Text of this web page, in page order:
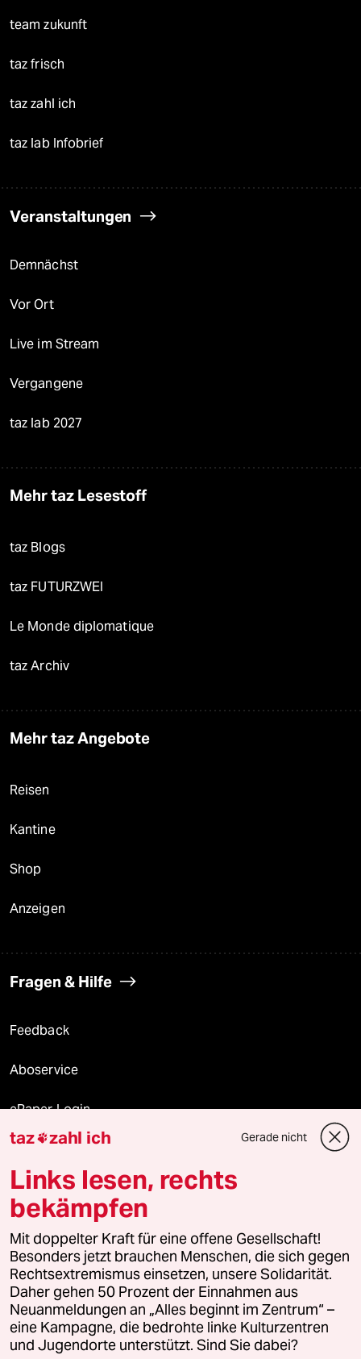
team zukunft
taz frisch
taz zahl ich
taz lab Infobrief
Veranstaltungen
Demnächst
Vor Ort
Live im Stream
Vergangene
taz lab 2027
Mehr taz Lesestoff
taz Blogs
taz FUTURZWEI
Le Monde diplomatique
taz Archiv
Mehr taz Angebote
Reisen
Kantine
Shop
Anzeigen
Fragen & Hilfe
Feedback
Aboservice
ePaper Login
Downloads für Abonnierende
© 2026 taz Verlags und Vertriebs GmbH
Alle Rechte vorbehalten. Bei rechtlichen Fragen oder für Genehmigungen
wenden Sie sich bitte an
lizenzen@taz.de
Feedback Redaktionsstatut Kommune-Richtlinien
Leitlinie Informant Datenschutz Impressum AGB
taz zahl ich Gerade nicht
Links lesen, rechts
bekämpfen
Mit doppelter Kraft für eine offene Gesellschaft!
Besonders jetzt brauchen Menschen, die sich gegen
Rechtsextremismus einsetzen, unsere Solidarität.
Daher gehen 50 Prozent der Einnahmen aus
Neuanmeldungen an „Alles beginnt im Zentrum“ –
eine Kampagne, die bedrohte linke Kulturzentren
und Jugendorte unterstützt. Sind Sie dabei?